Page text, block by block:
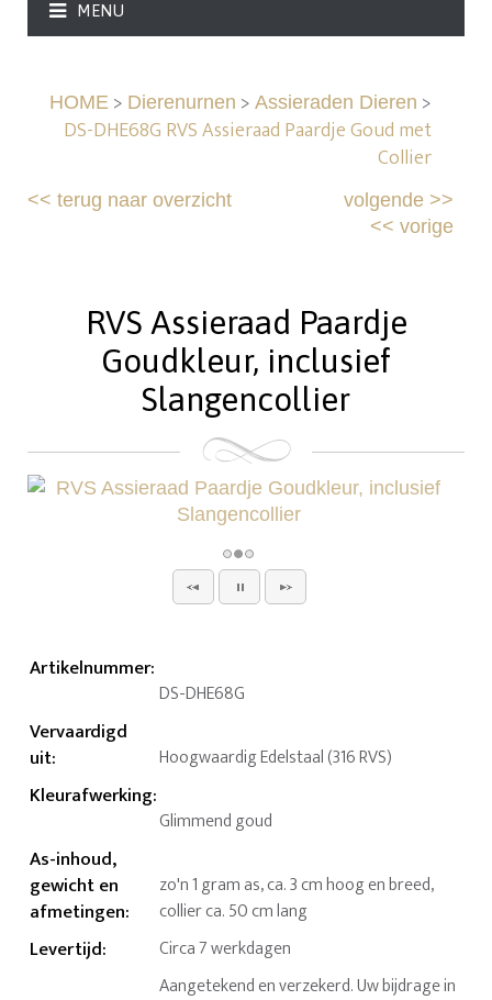
MENU
HOME> Dierenurnen > Assieraden Dieren >
DS-DHE68G RVS Assieraad Paardje Goud met
Collier
<<terug naar overzicht volgende>>
<< vorige
RVS Assieraad Paardje
Goudkleur, inclusief
Slangencollier
Artikelnummer:
DS-DHE68G
Vervaardigd
uit: Hoogwaardig Edelstaal (316 RVS)
Kleurafwerking:
Glimmend goud
As-inhoud,
gewicht en
afmetingen:
zo'n 1 gram as, ca. 3 cm hoog en breed,
collier ca. 50 cm lang
Levertijd: Circa 7 werkdagen
Aangetekend en verzekerd. Uw bijdrage in